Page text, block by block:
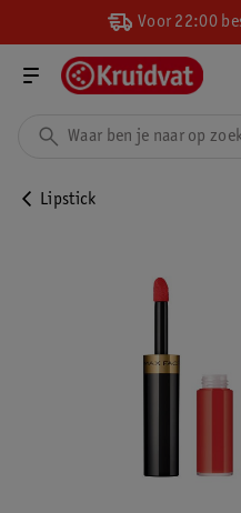
Voor 22:00
Lipstick